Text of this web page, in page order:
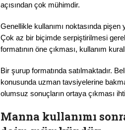
açısından çok mühimdir.
Genellikle kullanımı noktasında
Çok az bir biçimde serpiştirilmesi
formatının öne çıkması, kullanım
Bir şurup formatında satılmaktadır.
konusunda uzman tavsiyelerine
olumsuz sonuçların ortaya çıkması
Manna kullanımı